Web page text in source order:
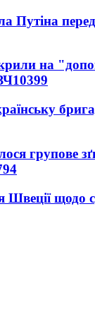
Путіна
на
10399
групове
Швеції щодо